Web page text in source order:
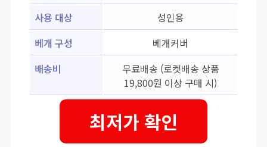
사용 대상
성인용
베개 구성
베개커버
배송비
무료배송 (로켓배송 상품
19,800원 이상 구매 시)
최저가 확인